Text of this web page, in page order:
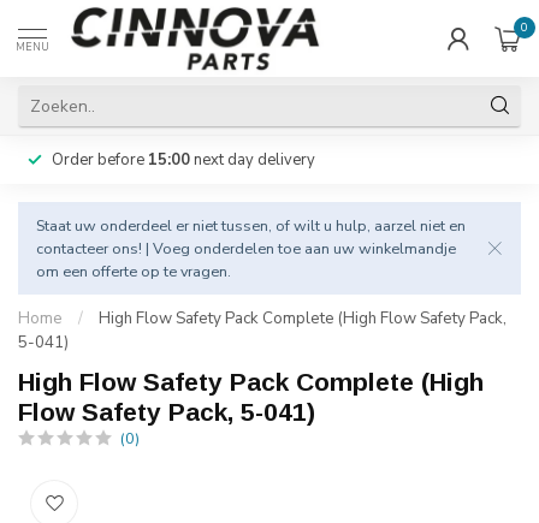
MENU
0
Order before 15:00next day delivery
Staat uw onderdeel er niet tussen, of wilt u hulp, aarzel niet en
contacteer ons! | Voeg onderdelen toe aan uw winkelmandje
om een offerte op te vragen.
Home /
High Flow Safety Pack Complete (High Flow Safety Pack,
5-041)
High Flow Safety Pack Complete (High
Flow Safety Pack, 5-041)
(0)